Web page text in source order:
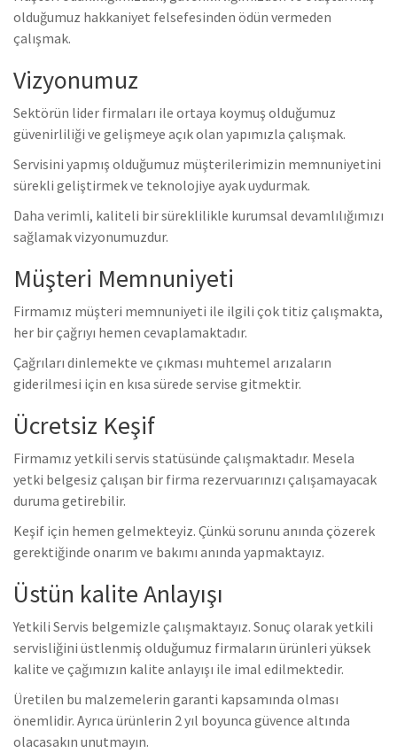
olduğumuz hakkaniyet felsefesinden ödün vermeden
çalışmak.
Vizyonumuz
Sektörün lider firmaları ile ortaya koymuş olduğumuz
güvenirliliği ve gelişmeye açık olan yapımızla çalışmak.
Servisini yapmış olduğumuz müşterilerimizin memnuniyetini
sürekli geliştirmek ve teknolojiye ayak uydurmak.
Daha verimli, kaliteli bir süreklilikle kurumsal devamlılığımızı
sağlamak vizyonumuzdur.
Müşteri Memnuniyeti
Firmamız müşteri memnuniyeti ile ilgili çok titiz çalışmakta,
her bir çağrıyı hemen cevaplamaktadır.
Çağrıları dinlemekte ve çıkması muhtemel arızaların
giderilmesi için en kısa sürede servise gitmektir.
Ücretsiz Keşif
Firmamız yetkili servis statüsünde çalışmaktadır. Mesela
yetki belgesiz çalışan bir firma rezervuarınızı çalışamayacak
duruma getirebilir.
Keşif için hemen gelmekteyiz. Çünkü sorunu anında çözerek
gerektiğinde onarım ve bakımı anında yapmaktayız.
Üstün kalite Anlayışı
Yetkili Servis belgemizle çalışmaktayız. Sonuç olarak yetkili
servisliğini üstlenmiş olduğumuz firmaların ürünleri yüksek
kalite ve çağımızın kalite anlayışı ile imal edilmektedir.
Üretilen bu malzemelerin garanti kapsamında olması
önemlidir. Ayrıca ürünlerin 2 yıl boyunca güvence altında
olacasakın unutmayın.